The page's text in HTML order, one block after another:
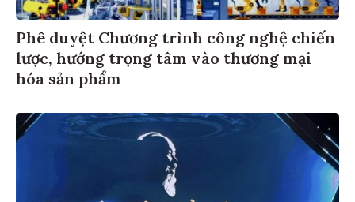
Phê duyệt Chương trình công nghệ chiến
lược, hướng trọng tâm vào thương mại
hóa sản phẩm